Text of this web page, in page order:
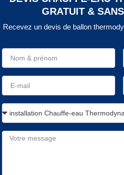
GRATUIT &
Recevez un devis de ballon